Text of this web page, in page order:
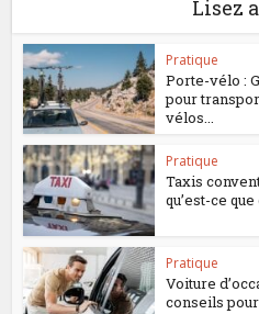
Lisez
Pratique
Porte-vélo :
pour
vélos...
Pratique
Taxis
qu’est-ce que
Pratique
Voiture
conseils